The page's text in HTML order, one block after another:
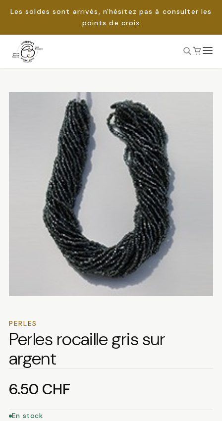
Les soldes sont arrivés, n'hésitez pas à consulter les
points de croix
Passer
PERLES
Perles rocaille gris sur
argent
6.50 CHF
En stock